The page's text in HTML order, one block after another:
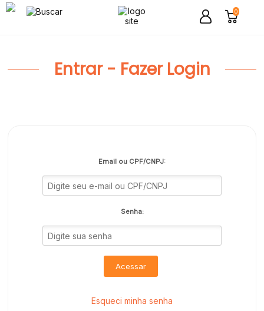
0
Entrar - Fazer Login
Email ou CPF/CNPJ:
Senha:
Acessar
Esqueci minha senha